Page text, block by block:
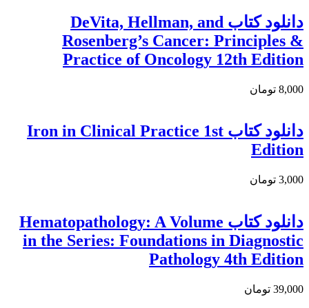
دانلود كتاب DeVita, Hellman, and
Rosenberg’s Cancer: Principles &
Practice of Oncology 12th Edition
8,000 تومان
دانلود کتاب Iron in Clinical Practice 1st
Edition
3,000 تومان
دانلود کتاب Hematopathology: A Volume
in the Series: Foundations in Diagnostic
Pathology 4th Edition
39,000 تومان